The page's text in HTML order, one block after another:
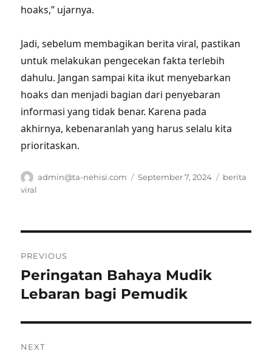
hoaks,” ujarnya.
Jadi, sebelum membagikan berita viral, pastikan
untuk melakukan pengecekan fakta terlebih
dahulu. Jangan sampai kita ikut menyebarkan
hoaks dan menjadi bagian dari penyebaran
informasi yang tidak benar. Karena pada
akhirnya, kebenaranlah yang harus selalu kita
prioritaskan.
Author
admin@ta-nehisi.com
Posted
September 7, 2024 Tags
berita
viral
navigation
PREVIOUS
Previous
post:
Peringatan Bahaya Mudik
Lebaran bagi Pemudik
NEXT